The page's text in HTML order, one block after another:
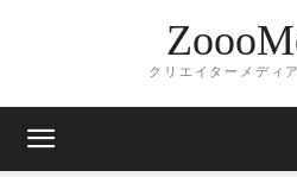
クリエイターメディ